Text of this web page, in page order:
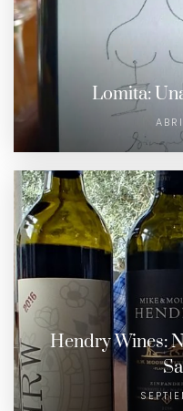
Lomita:
Hendry Wines: